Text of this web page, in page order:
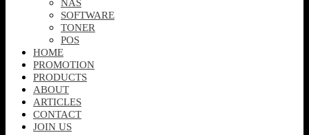
SOFTWARE
TONER
POS
HOME
PROMOTION
PRODUCTS
ABOUT
ARTICLES
CONTACT
JOIN US